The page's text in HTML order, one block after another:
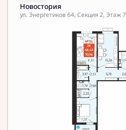
Новостория
ул. Энергетиков 64, Секция 2, Этаж 7